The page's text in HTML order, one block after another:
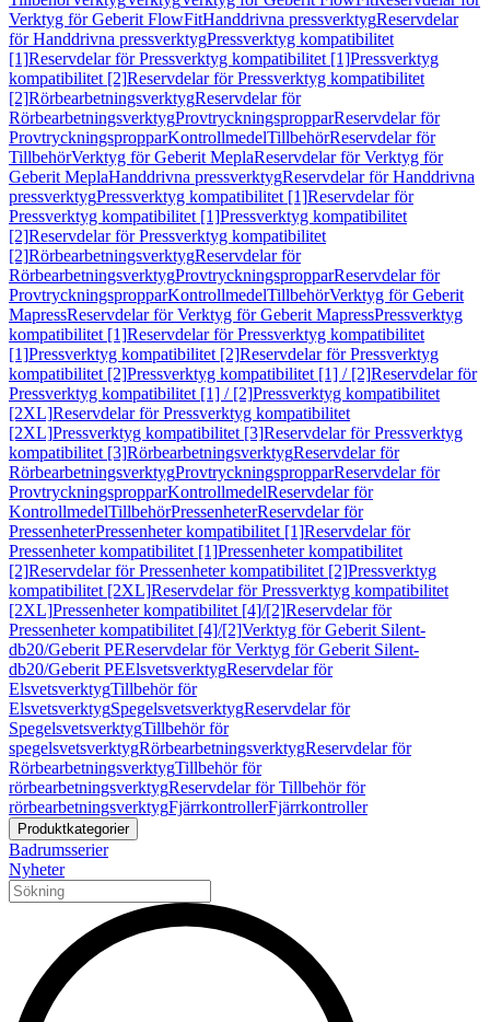
Verktyg för Geberit FlowFitHanddrivna pressverktygReservdelar
för Handdrivna pressverktygPressverktyg kompatibilitet
[1]Reservdelar för Pressverktyg kompatibilitet [1]Pressverktyg
kompatibilitet [2]Reservdelar för Pressverktyg kompatibilitet
[2]RörbearbetningsverktygReservdelar för
RörbearbetningsverktygProvtryckningspropparReservdelar för
ProvtryckningspropparKontrollmedelTillbehörReservdelar för
TillbehörVerktyg för Geberit MeplaReservdelar för Verktyg för
Geberit MeplaHanddrivna pressverktygReservdelar för Handdrivna
pressverktygPressverktyg kompatibilitet [1]Reservdelar för
Pressverktyg kompatibilitet [1]Pressverktyg kompatibilitet
[2]Reservdelar för Pressverktyg kompatibilitet
[2]RörbearbetningsverktygReservdelar för
RörbearbetningsverktygProvtryckningspropparReservdelar för
ProvtryckningspropparKontrollmedelTillbehörVerktyg för Geberit
MapressReservdelar för Verktyg för Geberit MapressPressverktyg
kompatibilitet [1]Reservdelar för Pressverktyg kompatibilitet
[1]Pressverktyg kompatibilitet [2]Reservdelar för Pressverktyg
kompatibilitet [2]Pressverktyg kompatibilitet [1] / [2]Reservdelar för
Pressverktyg kompatibilitet [1] / [2]Pressverktyg kompatibilitet
[2XL]Reservdelar för Pressverktyg kompatibilitet
[2XL]Pressverktyg kompatibilitet [3]Reservdelar för Pressverktyg
kompatibilitet [3]RörbearbetningsverktygReservdelar för
RörbearbetningsverktygProvtryckningspropparReservdelar för
ProvtryckningspropparKontrollmedelReservdelar för
KontrollmedelTillbehörPressenheterReservdelar för
PressenheterPressenheter kompatibilitet [1]Reservdelar för
Pressenheter kompatibilitet [1]Pressenheter kompatibilitet
[2]Reservdelar för Pressenheter kompatibilitet [2]Pressverktyg
kompatibilitet [2XL]Reservdelar för Pressverktyg kompatibilitet
[2XL]Pressenheter kompatibilitet [4]/[2]Reservdelar för
Pressenheter kompatibilitet [4]/[2]Verktyg för Geberit Silent-
db20/Geberit PEReservdelar för Verktyg för Geberit Silent-
db20/Geberit PEElsvetsverktygReservdelar för
ElsvetsverktygTillbehör för
ElsvetsverktygSpegelsvetsverktygReservdelar för
SpegelsvetsverktygTillbehör för
spegelsvetsverktygRörbearbetningsverktygReservdelar för
RörbearbetningsverktygTillbehör för
rörbearbetningsverktygReservdelar för Tillbehör för
rörbearbetningsverktygFjärrkontrollerFjärrkontroller
Produktkategorier
Badrumsserier
Nyheter